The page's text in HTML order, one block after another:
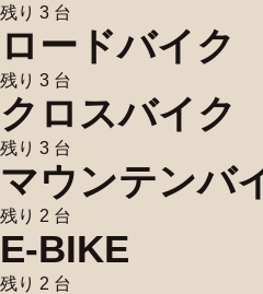
残り 3 台
ロードバイク
残り 3 台
クロスバイク
残り 3 台
マウンテンバ
残り 2 台
E-BIKE
残り 2 台